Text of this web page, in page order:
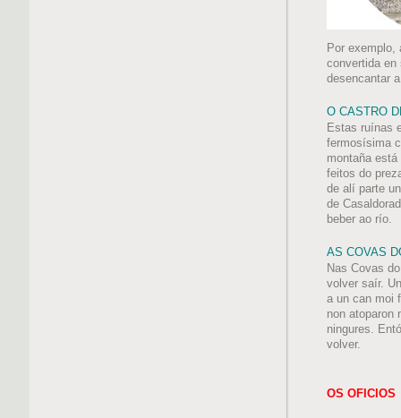
Por exemplo,
convertida en
desencantar
O CASTRO
Estas ruínas
fermosísima
montaña
feitos do
de alí parte
de
beber ao río.
AS COVAS
Nas Covas
volver saír.
a un can moi
non atoparon
ningures.
volver.
OS OFICIOS